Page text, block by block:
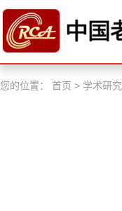
您的位置： 首页 > 学术研究